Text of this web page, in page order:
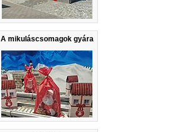
A mikuláscsomagok gyára